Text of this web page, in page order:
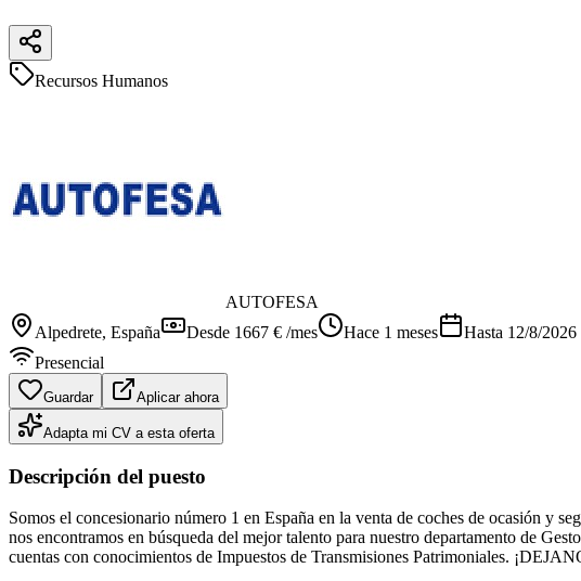
Recursos Humanos
AUTOFESA
Alpedrete, España Desde 1667 € /mes Hace 1 meses Hasta 12/8/2026
Presencial
Guardar Aplicar ahora
Adapta mi CV a esta oferta
Descripción del puesto
Somos el concesionario número 1 en España en la venta de coches de ocasión y
nos encontramos en búsqueda del mejor talento para nuestro departamento de
cuentas con conocimientos de Impuestos de Transmisiones Patrimoniales.